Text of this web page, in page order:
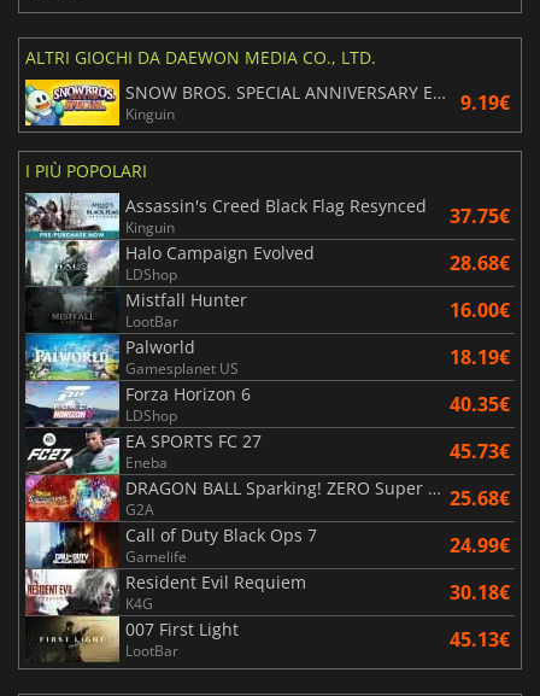
ALTRI GIOCHI DA DAEWON MEDIA CO., LTD.
SNOW BROS. SPECIAL ANNIVERSARY EDITION
Kinguin 9.19€
I PIÙ POPOLARI
Assassin's Creed Black Flag Resynced
Kinguin 37.75€
Halo Campaign Evolved
LDShop 28.68€
Mistfall Hunter
LootBar 16.00€
Palworld
Gamesplanet US 18.19€
Forza Horizon 6
LDShop 40.35€
EA SPORTS FC 27
Eneba 45.73€
DRAGON BALL Sparking! ZERO Super Limit Breaking NEO
G2A 25.68€
Call of Duty Black Ops 7
Gamelife 24.99€
Resident Evil Requiem
K4G 30.18€
007 First Light
LootBar 45.13€